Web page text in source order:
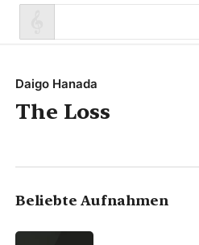
Daigo Hanada
The Loss
Beliebte Aufnahmen